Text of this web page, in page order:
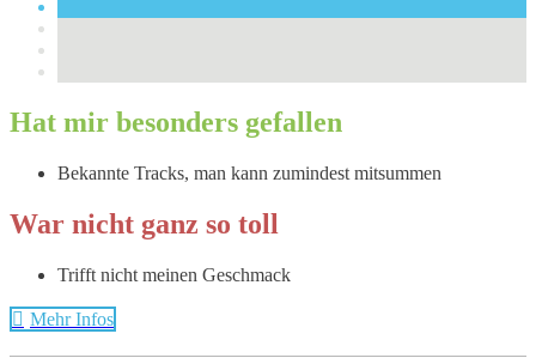
Hat mir besonders gefallen
Bekannte Tracks, man kann zumindest mitsummen
War nicht ganz so toll
Trifft nicht meinen Geschmack
Mehr Infos